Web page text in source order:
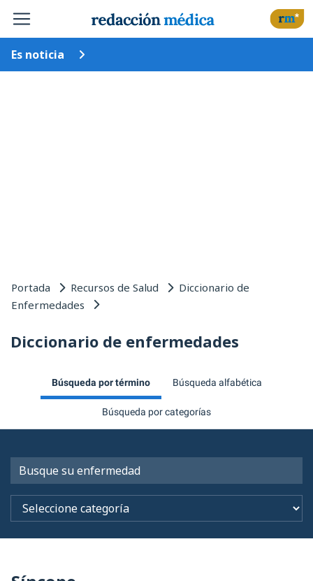
Es noticia
Portada Recursos de Salud Diccionario de
Enfermedades
Diccionario de enfermedades
Búsqueda por término Búsqueda alfabética
Búsqueda por categorías